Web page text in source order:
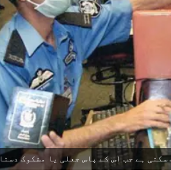
ہے جب اس کے پاس جعلی یا مشکوک